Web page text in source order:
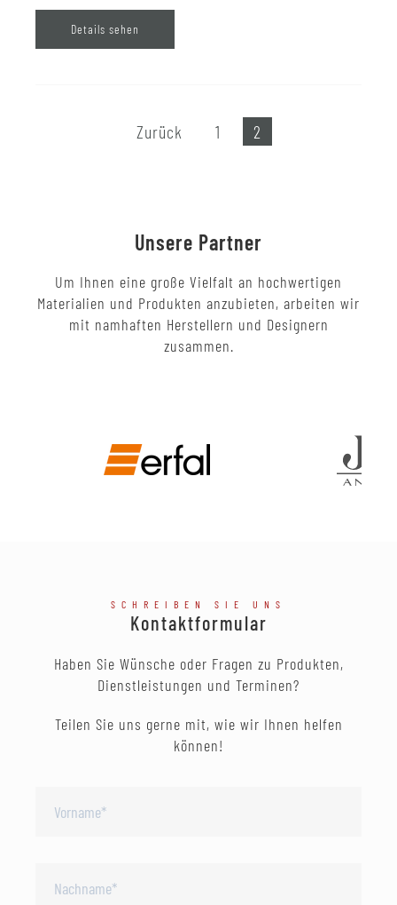
Details sehen
Zurück 1 2
Unsere Partner
Um Ihnen eine große Vielfalt an hochwertigen
Materialien und Produkten anzubieten, arbeiten wir
mit namhaften Herstellern und Designern
zusammen.
SCHREIBEN SIE UNS
Kontaktformular
Haben Sie Wünsche oder Fragen zu Produkten,
Dienstleistungen und Terminen?
Teilen Sie uns gerne mit, wie wir Ihnen helfen
können!